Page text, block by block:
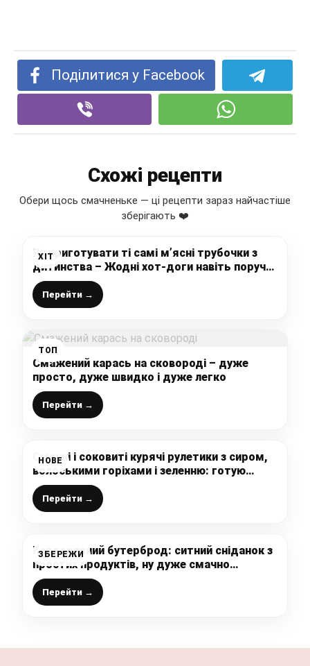
Поділитися у Facebook
Схожі рецепти
Обери щось смачненьке — ці рецепти зараз найчастіше
зберігають ❤️
ХІТ
Як приготувати ті самі м’ясні трубочки з
дитинства – Жодні хот-доги навіть поруч
не стояли!
Перейти →
ТОП
Смажений карась на сковороді – дуже
просто, дуже швидко і дуже легко
Перейти →
НОВЕ
Смачні і соковиті курячі рулетики з сиром,
волоськими горіхами і зеленню: готую
вечерю, яку любить вся сім’я
Перейти →
ЗБЕРЕЖИ
Картопляний бутерброд: ситний сніданок з
простих продуктів, ну дуже смачно
виходить
Перейти →